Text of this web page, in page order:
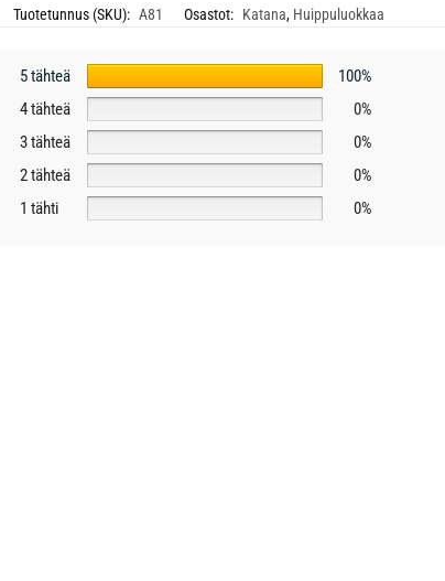
Tuotetunnus (SKU): A81 Osastot: Katana, Huippuluokkaa
5 tähteä
100%
4 tähteä
0%
3 tähteä
0%
2 tähteä
0%
1 tähti
0%